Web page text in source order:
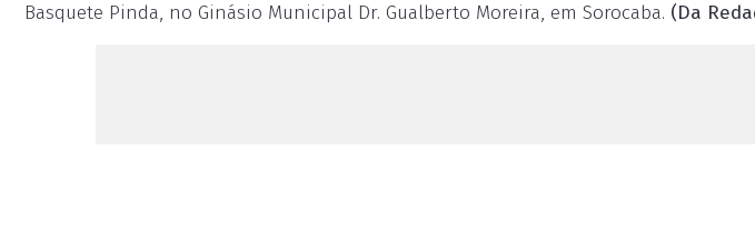
Basquete Pinda, no Ginásio Municipal Dr. Gualberto Moreira, em Sorocaba. (Da